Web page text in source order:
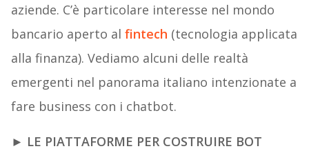
aziende. C’è particolare interesse nel mondo
bancario aperto al fintech (tecnologia applicata
alla finanza). Vediamo alcuni delle realtà
emergenti nel panorama italiano intenzionate a
fare business con i chatbot.
► LE PIATTAFORME PER COSTRUIRE BOT